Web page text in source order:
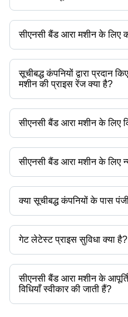
सीएनसी बैंड आरा मशीन के लिए
उपलब्ध ब्रांड हैं -
सूचीबद्ध कंपनियों द्वारा प्रदान
मशीन की प्राइस रेंज क्या है?
सीएनसी बैंड आरा मशीन की प्राइस रेंज है -
कंपनी का नाम
सीएनसी बैंड आरा मशीन के लिए
सीएनसी बैंड आरा मशीन के ट्रस्टेड सेलर्स हैं:
मल्टीकट मशीन टूल्स
लाभ प्रोजेक्ट्स पवत. ल्टड.
दीदास इंटरनेशनल
मेक टेक्नोलॉजी मचिनेस ी
परफेक्ट टूल्स
फैशन शुण्डे किन्गटुल
सीएनसी बैंड आरा मशीन के लिए
उत्पाद के साथ न्यूनतम ऑर्डर मात्रा
है।
क्या सूचीबद्ध कंपनियों के पास
अधिकांश कंपनियों के पास पंजीकरण होता
मल्टीकट मशीन टूल्स
लाभ प्रोजेक्ट्स पवत. ल्टड.
मेक टेक्नोलॉजी मचिनेस ी
विश्वासों ेंगिनीर्स
एडुटेक इंस्ट्रूमेंटेशन
बेलस्टोन हाइटेक इंटरनेशनल
गेट लेटेस्ट प्राइस सुविधा क्या है?
आप इसका उपयोग उत्पाद की नवीनतम
सीएनसी बैंड आरा मशीन के
विधियाँ स्वीकार की जाती हैं?
यह सीएनसी बैंड आरा मशीन के आपूर्तिकर्ता